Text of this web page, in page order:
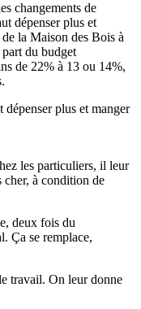
changements de
dépenser plus et
la Maison des Bois à
du budget
de 22% à 13 ou 14%,
plus et manger
les particuliers, il leur
cher, à condition de
deux fois du
Ça se remplace,
travail. On leur donne